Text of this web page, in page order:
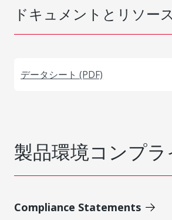
ドキュメントとリソース
データシート (PDF)
製品環境コンプ
Compliance Statements